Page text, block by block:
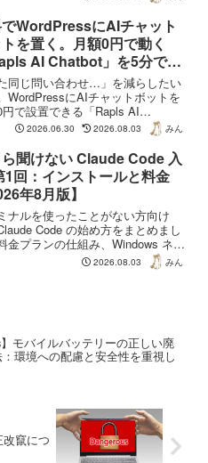
い分けまで、2026年8月時点の情
説します。
WordPressにAIチャット
を置く。月額0円で動く
AI Chatbot」を5分で入
数日使った全記録
同じ問い合わせ…」を減らしたい
WordPressにAIチャットボットを
円で設置できる「Rapls AI
」を実際に5分で入れて数日使っ
録。RAGでサイトの中身を学習し
の質問に自動回答。合わなければ
け、試さない理由がありません。
2026.06.30 2026.08.03 みん
聞けない Claude Code 入
1回：インストールと料金
年8月版】
ナルを使ったことがない方向け
Code の始め方をまとめまし
金プランの仕組み、Windows ネイ
ブと WSL の違い、公式が推奨する
トール方法、最初の1回を動かすま
2026.08.03 みん
】モバイルバッテリーの正しい廃
環境への配慮と安全性を重視し
改竄につ